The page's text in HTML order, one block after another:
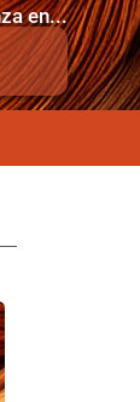
en...